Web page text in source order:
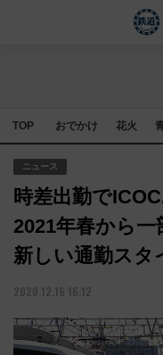
TOP おでかけ 花火
ニュース
時差出勤で
2021年春から
新しい通勤スタ
2020.12.16 16:12